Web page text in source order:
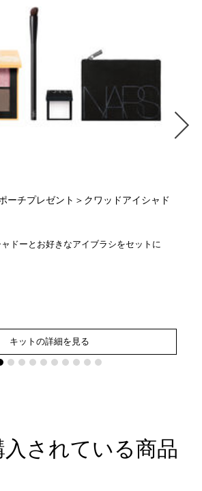
ーチプレゼント＞クワッドアイシャド
ドーとお好きなアイブラシをセットに
キットの詳細を見る
されている商品